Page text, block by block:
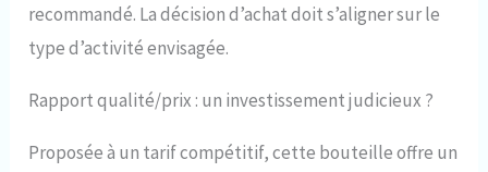
recommandé. La décision d’achat doit s’aligner sur le
type d’activité envisagée.
Rapport qualité/prix : un investissement judicieux ?
Proposée à un tarif compétitif, cette bouteille offre un